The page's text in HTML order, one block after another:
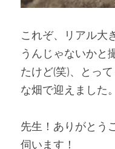
これぞ、リアル大
うんじゃないかと
たけど(笑)、とっ
な畑で迎えました。
先生！ありがとう
伺います！